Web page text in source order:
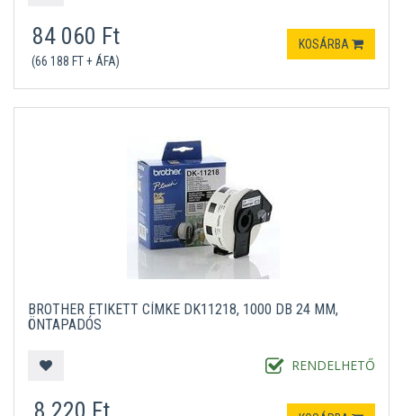
84 060 Ft
(66 188 FT + ÁFA)
KOSÁRBA
BROTHER ETIKETT CÍMKE DK11218, 1000 DB 24 MM,
ÖNTAPADÓS
RENDELHETŐ
8 220 Ft